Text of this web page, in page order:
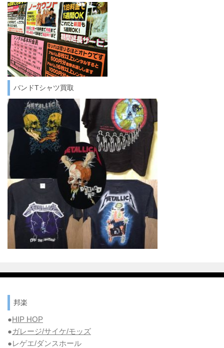
バンドTシャツ買取
邦楽
●HIP HOP
●ガレージ/サイケ/モッズ
●レゲエ/ダンスホール